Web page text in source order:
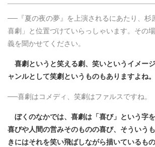
──『夏の夜の夢』を上演されるにあたり、杉
喜劇」と位置づけていらっしゃいます。その
義を聞かせてください。
喜劇というと笑える劇、笑いというイメー
ャンルとして笑劇というものもありますよね。
──喜劇はコメディ、笑劇はファルスですね。
ぼくのなかでは、喜劇は「喜び」という字
喜びや人間の営みそのものの喜び、そういう
きにはそれを笑い飛ばしながら描いているも